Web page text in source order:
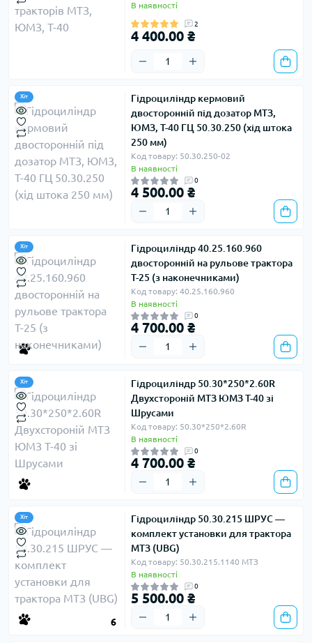
В наявності
2
4 400.00 ₴
Хіт
Гідроциліндр кермовий
двосторонній під дозатор МТЗ,
ЮМЗ, Т-40 ГЦ 50.30.250 (хід штока
250 мм)
Код товару: 50.30.250-02
В наявності
0
4 500.00 ₴
Хіт
Гідроциліндр 40.25.160.960
двосторонній на рульове трактора
Т-25 (з наконечниками)
Код товару: 40.25.160.960
В наявності
0
4 700.00 ₴
Хіт
Гідроциліндр 50.30*250*2.60R
Двухстороній МТЗ ЮМЗ Т-40 зі
Шрусами
Код товару: 50.30*250*2.60R
В наявності
0
4 700.00 ₴
Хіт
6
Гідроциліндр 50.30.215 ШРУС —
комплект установки для трактора
МТЗ (UBG)
Код товару: 50.30.215.1140 МТЗ
В наявності
0
5 500.00 ₴